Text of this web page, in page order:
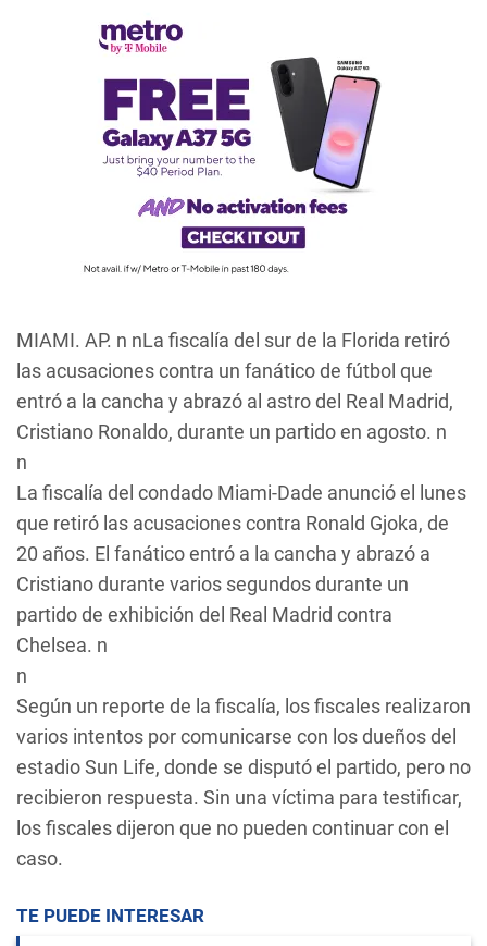
MIAMI. AP. n nLa fiscalía del sur de la Florida retiró
las acusaciones contra un fanático de fútbol que
entró a la cancha y abrazó al astro del Real Madrid,
Cristiano Ronaldo, durante un partido en agosto. n
n
La fiscalía del condado Miami-Dade anunció el lunes
que retiró las acusaciones contra Ronald Gjoka, de
20 años. El fanático entró a la cancha y abrazó a
Cristiano durante varios segundos durante un
partido de exhibición del Real Madrid contra
Chelsea. n
n
Según un reporte de la fiscalía, los fiscales realizaron
varios intentos por comunicarse con los dueños del
estadio Sun Life, donde se disputó el partido, pero no
recibieron respuesta. Sin una víctima para testificar,
los fiscales dijeron que no pueden continuar con el
caso.
TE PUEDE INTERESAR